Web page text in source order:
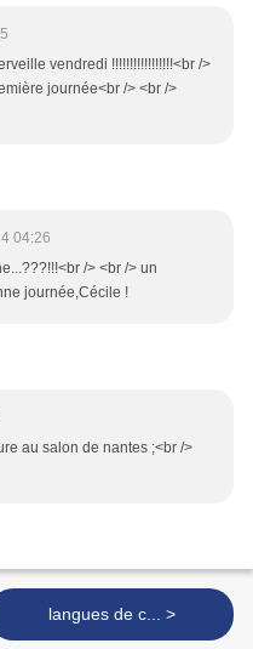
vendredi !!!!!!!!!!!!!!!!!<br />
journée<br /> <br />
04:26
/> <br /> un
journée,Cécile !
au salon de nantes ;<br />
langues de c... >